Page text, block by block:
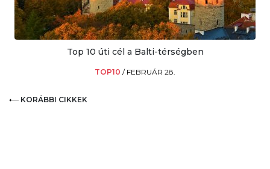
Top 10 úti cél a Balti-térségben
TOP10 / FEBRUÁR 28.
KORÁBBI CIKKEK